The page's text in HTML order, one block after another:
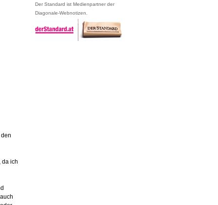
da ich
Der Standard ist Medienpartner der
Diagonale-Webnotizen.